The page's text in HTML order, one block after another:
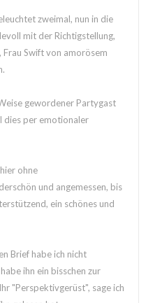
zweimal, nun in die
mit der Richtigstellung,
Frau Swift von amorösem
gewordener Partygast
dies per emotionaler
ohne
und angemessen, bis
ein schönes und
Brief habe ich nicht
ihn ein bisschen zur
"Perspektivgerüst", sage ich